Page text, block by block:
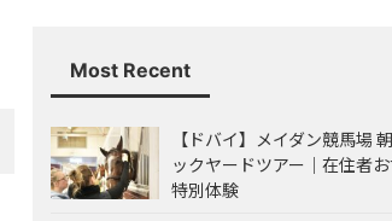
Most Recent
【ドバイ】メイダン競馬場
ックヤードツアー｜在住者
特別体験